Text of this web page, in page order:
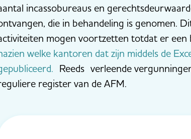
incassobureaus en
die in behandeling is genomen.
mogen voortzetten totdat er een
welke kantoren dat zijn middels de
Reeds verleende
register van de AFM.